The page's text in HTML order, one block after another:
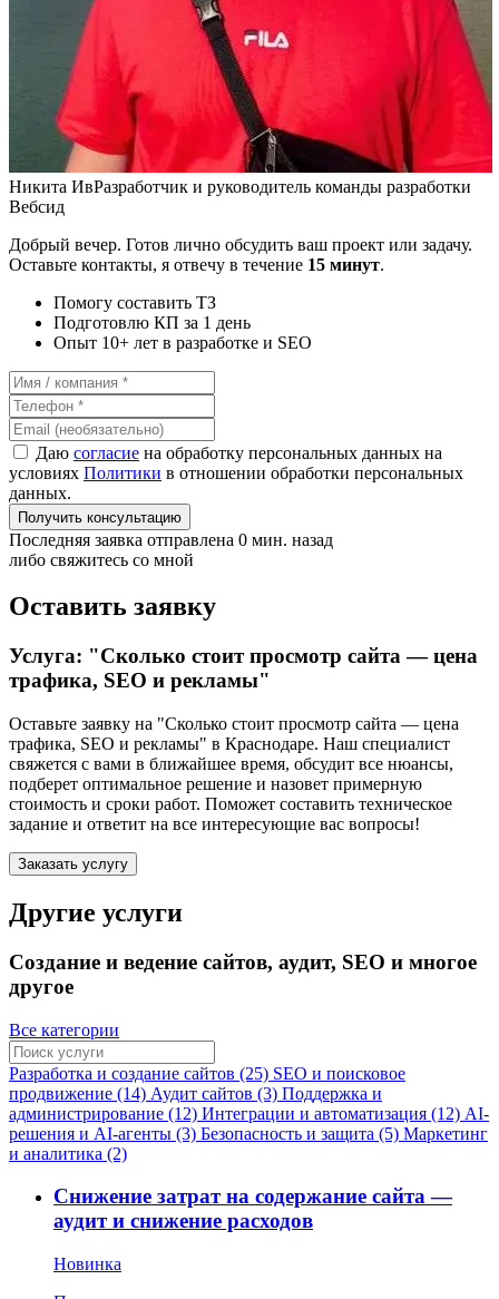
Никита ИвРазработчик и руководитель команды разработки
Вебсид
Добрый вечер. Готов лично обсудить ваш проект или задачу.
Оставьте контакты, я отвечу в течение 15 минут.
Помогу составить ТЗ
Подготовлю КП за 1 день
Опыт 10+ лет в разработке и SEO
Даю согласие на обработку персональных данных на
условиях Политики в отношении обработки персональных
данных.
Получить консультацию
Последняя заявка отправлена 0 мин. назад
либо свяжитесь со мной
Оставить заявку
Услуга: "Сколько стоит просмотр сайта — цена
трафика, SEO и рекламы"
Оставьте заявку на "Сколько стоит просмотр сайта — цена
трафика, SEO и рекламы" в Краснодаре. Наш специалист
свяжется с вами в ближайшее время, обсудит все нюансы,
подберет оптимальное решение и назовет примерную
стоимость и сроки работ. Поможет составить техническое
задание и ответит на все интересующие вас вопросы!
Заказать услугу
Другие услуги
Создание и ведение сайтов, аудит, SEO и многое
другое
Все категории
Разработка и создание сайтов (25) SEO и поисковое
продвижение (14) Аудит сайтов (3) Поддержка и
администрирование (12) Интеграции и автоматизация (12) AI-
решения и AI-агенты (3) Безопасность и защита (5) Маркетинг
и аналитика (2)
Снижение затрат на содержание сайта —
аудит и снижение расходов
Новинка